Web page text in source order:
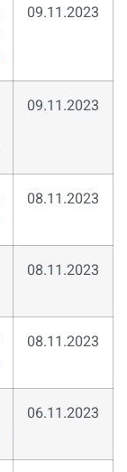
09.11.2023
09.11.2023
08.11.2023
08.11.2023
08.11.2023
06.11.2023